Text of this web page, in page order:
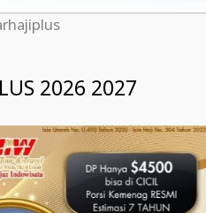
2026 2027